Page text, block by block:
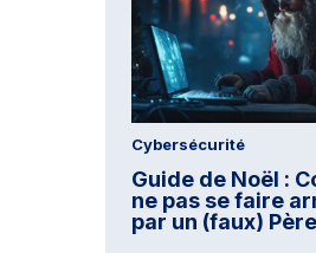
Cybersécurité
Guide de Noël :
ne pas se faire
par un (faux)